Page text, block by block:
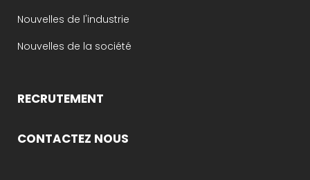
Nouvelles de l'industrie
Nouvelles de la société
RECRUTEMENT
CONTACTEZ NOUS